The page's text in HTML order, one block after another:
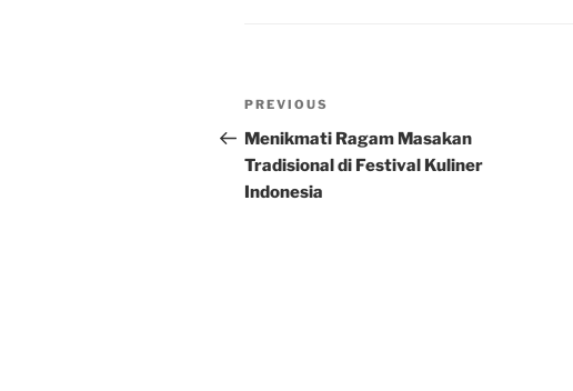
Post
navigation
Previous
Post
PREVIOUS
Menikmati Ragam Masakan
Tradisional di Festival Kuliner
Indonesia